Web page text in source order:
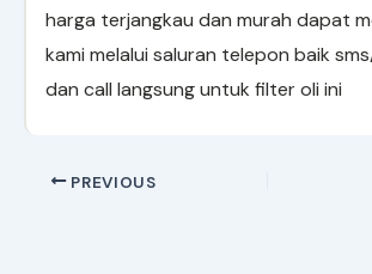
harga terjangkau dan murah dapat
kami melalui saluran telepon baik
dan call langsung untuk filter oli ini
PREVIOUS